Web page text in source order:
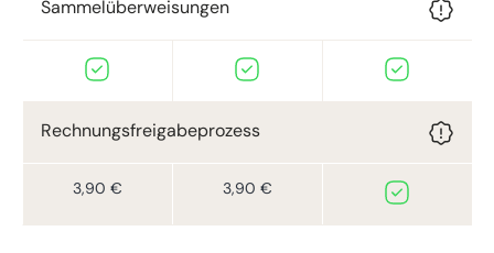
Sammelüberweisungen
Rechnungsfreigabeprozess
3,90 € 3,90 €